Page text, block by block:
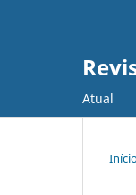
Atual